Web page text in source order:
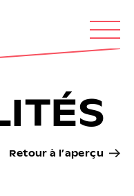
Retour à l’aperçu